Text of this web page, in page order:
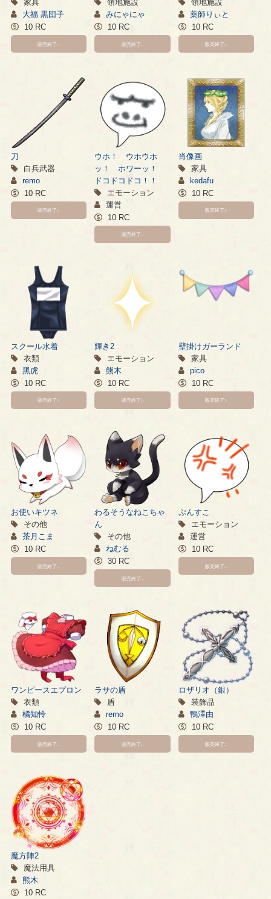
家具
大福 黒団子
10 RC
販売終了:-
領地施設
みにゃにゃ
10 RC
販売終了:-
領地施設
薬師りぃと
10 RC
販売終了:-
刀
白兵武器
remo
10 RC
販売終了:-
ウホ！ ウホウホ
ッ！ ホワーッ！
ドコドコドコ！！
エモーション
運営
10 RC
販売終了:-
肖像画
家具
kedafu
10 RC
販売終了:-
スクール水着
衣類
黑虎
10 RC
販売終了:-
輝き2
エモーション
熊木
10 RC
販売終了:-
壁掛けガーランド
家具
pico
10 RC
販売終了:-
お使いキツネ
その他
茶月こま
10 RC
販売終了:-
わるそうなねこちゃ
ん
その他
ねむる
30 RC
販売終了:-
ぷんすこ
エモーション
運営
10 RC
販売終了:-
ワンピースエプロン
衣類
橘知怜
10 RC
販売終了:-
ラサの盾
盾
remo
10 RC
販売終了:-
ロザリオ（銀）
装飾品
鴨澤由
10 RC
販売終了:-
魔方陣2
魔法用具
熊木
10 RC